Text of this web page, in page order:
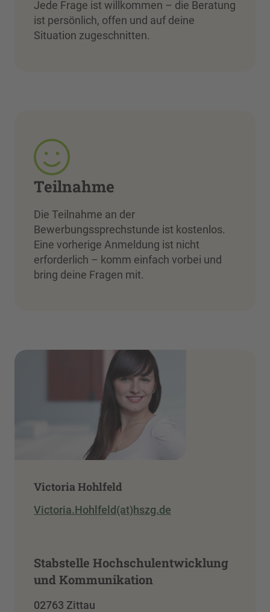
Jede Frage ist willkommen – die Beratung
ist persönlich, offen und auf deine
Situation zugeschnitten.
Teilnahme
Die Teilnahme an der
Bewerbungssprechstunde ist kostenlos.
Eine vorherige Anmeldung ist nicht
erforderlich – komm einfach vorbei und
bring deine Fragen mit.
Victoria Hohlfeld
Victoria.Hohlfeld(at)hszg.de
Stabstelle Hochschulentwicklung
und Kommunikation
02763 Zittau